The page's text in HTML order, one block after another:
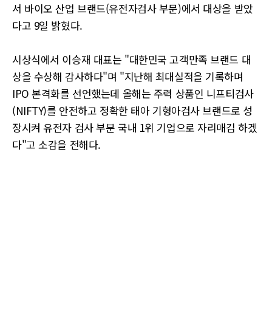
서 바이오 산업 브랜드(유전자검사 부문)에서 대상을 받았
다고 9일 밝혔다.
시상식에서 이승재 대표는 "대한민국 고객만족 브랜드 대
상을 수상해 감사하다"며 "지난해 최대실적을 기록하며
IPO 본격화를 선언했는데 올해는 주력 상품인 니프티검사
(NIFTY)를 안전하고 정확한 태아 기형아검사 브랜드로 성
장시켜 유전자 검사 부분 국내 1위 기업으로 자리매김 하겠
다"고 소감을 전해다.